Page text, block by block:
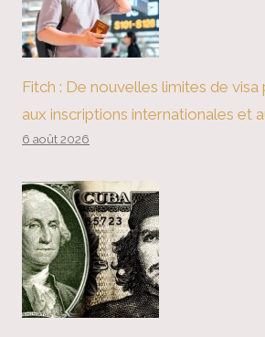
Fitch : De nouvelles limites de visa
aux inscriptions internationales et
6 août 2026